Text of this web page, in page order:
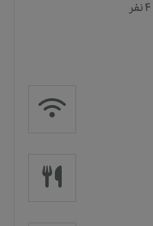
4 نفر